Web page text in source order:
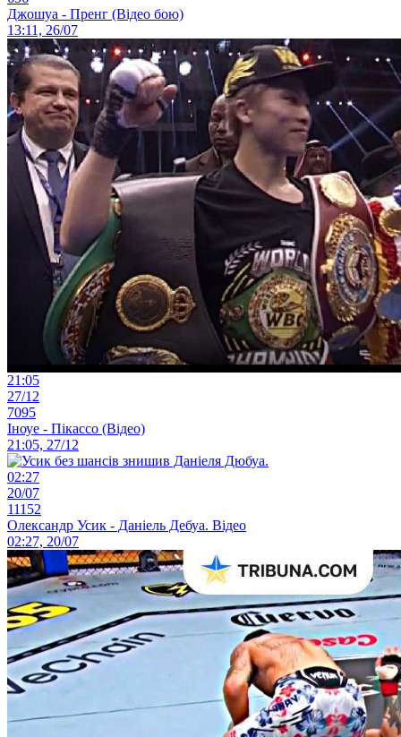
Джошуа - Пренг (Відео бою)
13:11, 26/07
21:05
27/12
7095
Іноуе - Пікассо (Відео)
21:05, 27/12
02:27
20/07
11152
Олександр Усик - Даніель Дебуа. Відео
02:27, 20/07